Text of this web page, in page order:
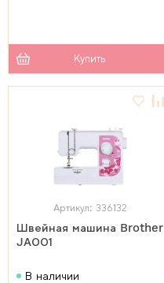
Купить
Артикул: 336132
Швейная машина Brother
JA001
В наличии